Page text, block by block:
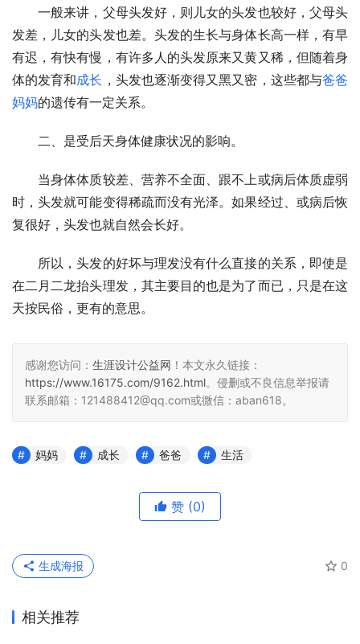
一般来讲，父母头发好，则儿女的头发也较好，父母头
发差，儿女的头发也差。头发的生长与身体长高一样，有早
有迟，有快有慢，有许多人的头发原来又黄又稀，但随着身
体的发育和成长 ，头发也逐渐变得又黑又密，这些都与爸爸
妈妈的遗传有一定关系。
二、是受后天身体健康状况的影响。
当身体体质较差、营养不全面、跟不上或病后体质虚弱
时，头发就可能变得稀疏而没有光泽。如果经过、或病后恢
复很好，头发也就自然会长好。
所以，头发的好坏与理发没有什么直接的关系，即使是
在二月二龙抬头理发，其主要目的也是为了而已，只是在这
天按民俗，更有的意思。
感谢您访问： 生涯设计公益网 ！本文永久链接：
https://www.16175.com/9162.html。侵删或不良信息举报请
联系邮箱：121488412@qq.com或微信：aban618。
妈妈 成长 爸爸 生活
赞 (0)
0
生成海报
相关推荐